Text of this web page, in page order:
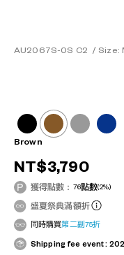
AU2067S-0S C2 / Size:
Brown
NT$3,790
獲得點數： 76點數(2%)
盛夏祭典滿額折
同時購買第二副75折
Shipping fee event :